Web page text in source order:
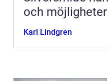
och möjligheter
Karl Lindgren